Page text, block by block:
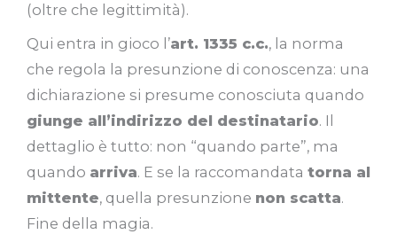
(oltre che legittimità).
Qui entra in gioco l’art. 1335 c.c., la norma
che regola la presunzione di conoscenza: una
dichiarazione si presume conosciuta quando
giunge all’indirizzo del destinatario. Il
dettaglio è tutto: non “quando parte”, ma
quando arriva. E se la raccomandata torna al
mittente, quella presunzione non scatta.
Fine della magia.